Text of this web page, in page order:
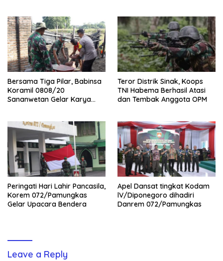
Bersama Tiga Pilar, Babinsa
Koramil 0808/20
Sananwetan Gelar Karya
Teror Distrik Sinak, Koops
TNI Habema Berhasil Atasi
dan Tembak Anggota OPM
Peringati Hari Lahir Pancasila,
Korem 072/Pamungkas
Gelar Upacara Bendera
Apel Dansat tingkat Kodam
lV/Diponegoro dihadiri
Danrem 072/Pamungkas
Leave a Reply